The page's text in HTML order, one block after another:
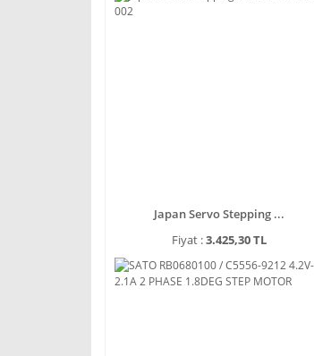
Japan Servo Stepping ...
Fiyat :3.425,30 TL